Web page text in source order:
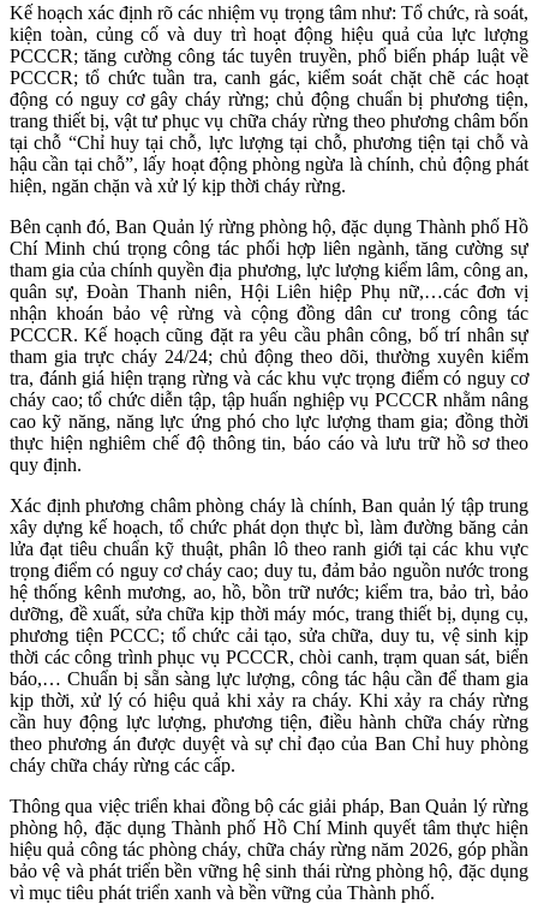
Kế hoạch xác định rõ các nhiệm vụ trọng tâm như: Tổ chức, rà soát,
kiện toàn, củng cố và duy trì hoạt động hiệu quả của lực lượng
PCCCR; tăng cường công tác tuyên truyền, phổ biến pháp luật về
PCCCR; tổ chức tuần tra, canh gác, kiểm soát chặt chẽ các hoạt
động có nguy cơ gây cháy rừng; chủ động chuẩn bị phương tiện,
trang thiết bị, vật tư phục vụ chữa cháy rừng theo phương châm bốn
tại chỗ “Chỉ huy tại chỗ, lực lượng tại chỗ, phương tiện tại chỗ và
hậu cần tại chỗ”, lấy hoạt động phòng ngừa là chính, chủ động phát
hiện, ngăn chặn và xử lý kịp thời cháy rừng.
Bên cạnh đó, Ban Quản lý rừng phòng hộ, đặc dụng Thành phố Hồ
Chí Minh chú trọng công tác phối hợp liên ngành, tăng cường sự
tham gia của chính quyền địa phương, lực lượng kiểm lâm, công an,
quân sự, Đoàn Thanh niên, Hội Liên hiệp Phụ nữ,…các đơn vị
nhận khoán bảo vệ rừng và cộng đồng dân cư trong công tác
PCCCR. Kế hoạch cũng đặt ra yêu cầu phân công, bố trí nhân sự
tham gia trực cháy 24/24; chủ động theo dõi, thường xuyên kiểm
tra, đánh giá hiện trạng rừng và các khu vực trọng điểm có nguy cơ
cháy cao; tổ chức diễn tập, tập huấn nghiệp vụ PCCCR nhằm nâng
cao kỹ năng, năng lực ứng phó cho lực lượng tham gia; đồng thời
thực hiện nghiêm chế độ thông tin, báo cáo và lưu trữ hồ sơ theo
quy định.
Xác định phương châm phòng cháy là chính, Ban quản lý tập trung
xây dựng kế hoạch, tổ chức phát dọn thực bì, làm đường băng cản
lửa đạt tiêu chuẩn kỹ thuật, phân lô theo ranh giới tại các khu vực
trọng điểm có nguy cơ cháy cao; duy tu, đảm bảo nguồn nước trong
hệ thống kênh mương, ao, hồ, bồn trữ nước; kiểm tra, bảo trì, bảo
dưỡng, đề xuất, sửa chữa kịp thời máy móc, trang thiết bị, dụng cụ,
phương tiện PCCC; tổ chức cải tạo, sửa chữa, duy tu, vệ sinh kịp
thời các công trình phục vụ PCCCR, chòi canh, trạm quan sát, biển
báo,… Chuẩn bị sẵn sàng lực lượng, công tác hậu cần để tham gia
kịp thời, xử lý có hiệu quả khi xảy ra cháy. Khi xảy ra cháy rừng
cần huy động lực lượng, phương tiện, điều hành chữa cháy rừng
theo phương án được duyệt và sự chỉ đạo của Ban Chỉ huy phòng
cháy chữa cháy rừng các cấp.
Thông qua việc triển khai đồng bộ các giải pháp, Ban Quản lý rừng
phòng hộ, đặc dụng Thành phố Hồ Chí Minh quyết tâm thực hiện
hiệu quả công tác phòng cháy, chữa cháy rừng năm 2026, góp phần
bảo vệ và phát triển bền vững hệ sinh thái rừng phòng hộ, đặc dụng
vì mục tiêu phát triển xanh và bền vững của Thành phố.